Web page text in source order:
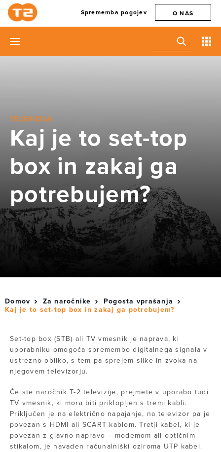
Sprememba pogojev O NAS
TELEVIZIJA
Kaj je to set-top
box in zakaj ga
potrebujem?
Domov Za naročnike
Pogosta vprašanja
Kaj je to set-top box in zakaj ga potrebujem?
Set-top box (STB) ali TV vmesnik je naprava, ki
uporabniku omogoča spremembo digitalnega signala v
ustrezno obliko, s tem pa sprejem slike in zvoka na
njegovem televizorju.
Če ste naročnik T-2 televizije, prejmete v uporabo tudi
TV vmesnik, ki mora biti priklopljen s tremi kabli.
Priključen je na električno napajanje, na televizor pa je
povezan s HDMI ali SCART kablom. Tretji kabel, ki je
povezan z glavno napravo – modemom ali optičnim
stikalom, je navaden računalniški oziroma UTP kabel.